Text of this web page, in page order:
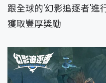
跟全球的'幻影追逐者'進
獲取豐厚獎勵